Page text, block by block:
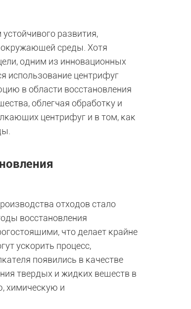
развития,
окружающей среды. Хотя
одним из инновационных
использование центрифуг
в области восстановления
облегчая обработку и
центрифуг и в том, как
отходов стало
восстановления
что делает крайне
ускорить процесс,
появились в качестве
твердых и жидких веществ в
химическую и